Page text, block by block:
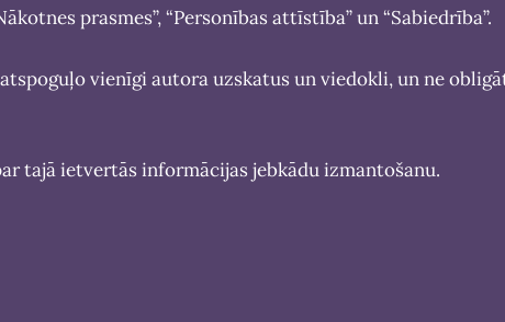
prasmes”, “Personības attīstība” un “Sabiedrība”.
vienīgi autora uzskatus un viedokli, un ne
tajā ietvertās informācijas jebkādu izmantošanu.